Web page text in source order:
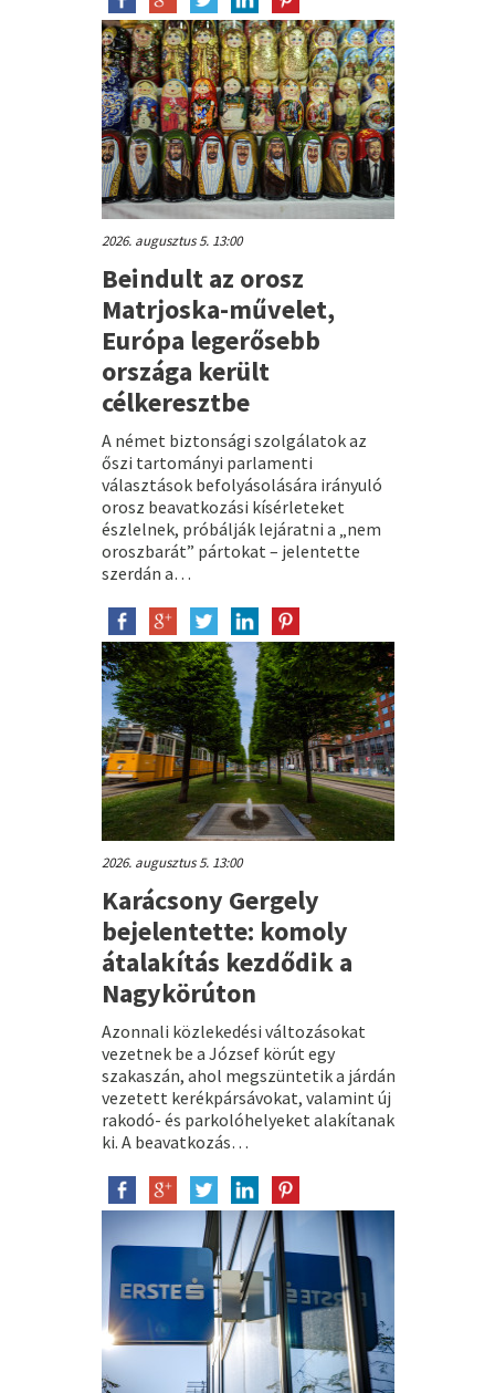
2026. augusztus 5. 13:00
Beindult az orosz
Matrjoska-művelet,
Európa legerősebb
országa került
célkeresztbe
A német biztonsági szolgálatok az
őszi tartományi parlamenti
választások befolyásolására irányuló
orosz beavatkozási kísérleteket
észlelnek, próbálják lejáratni a „nem
oroszbarát” pártokat – jelentette
szerdán a…
2026. augusztus 5. 13:00
Karácsony Gergely
bejelentette: komoly
átalakítás kezdődik a
Nagykörúton
Azonnali közlekedési változásokat
vezetnek be a József körút egy
szakaszán, ahol megszüntetik a járdán
vezetett kerékpársávokat, valamint új
rakodó- és parkolóhelyeket alakítanak
ki. A beavatkozás…